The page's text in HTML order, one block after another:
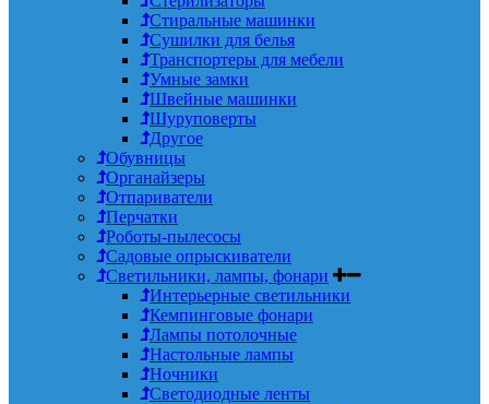
Стиральные машинки
Сушилки для белья
Транспортеры для мебели
Умные замки
Швейные машинки
Шуруповерты
Другое
Обувницы
Органайзеры
Отпариватели
Перчатки
Роботы-пылесосы
Садовые опрыскиватели
Светильники, лампы, фонари
Интерьерные светильники
Кемпинговые фонари
Лампы потолочные
Настольные лампы
Ночники
Светодиодные ленты